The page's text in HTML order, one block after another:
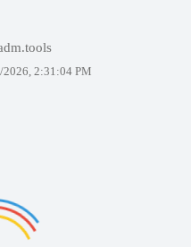
2026, 2:31:04 PM